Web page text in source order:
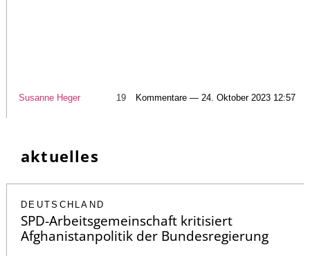
Susanne Heger 19 Kommentare — 24. Oktober 2023 12:57
aktuelles
DEUTSCHLAND
SPD-Arbeitsgemeinschaft kritisiert
Afghanistanpolitik der Bundesregierung